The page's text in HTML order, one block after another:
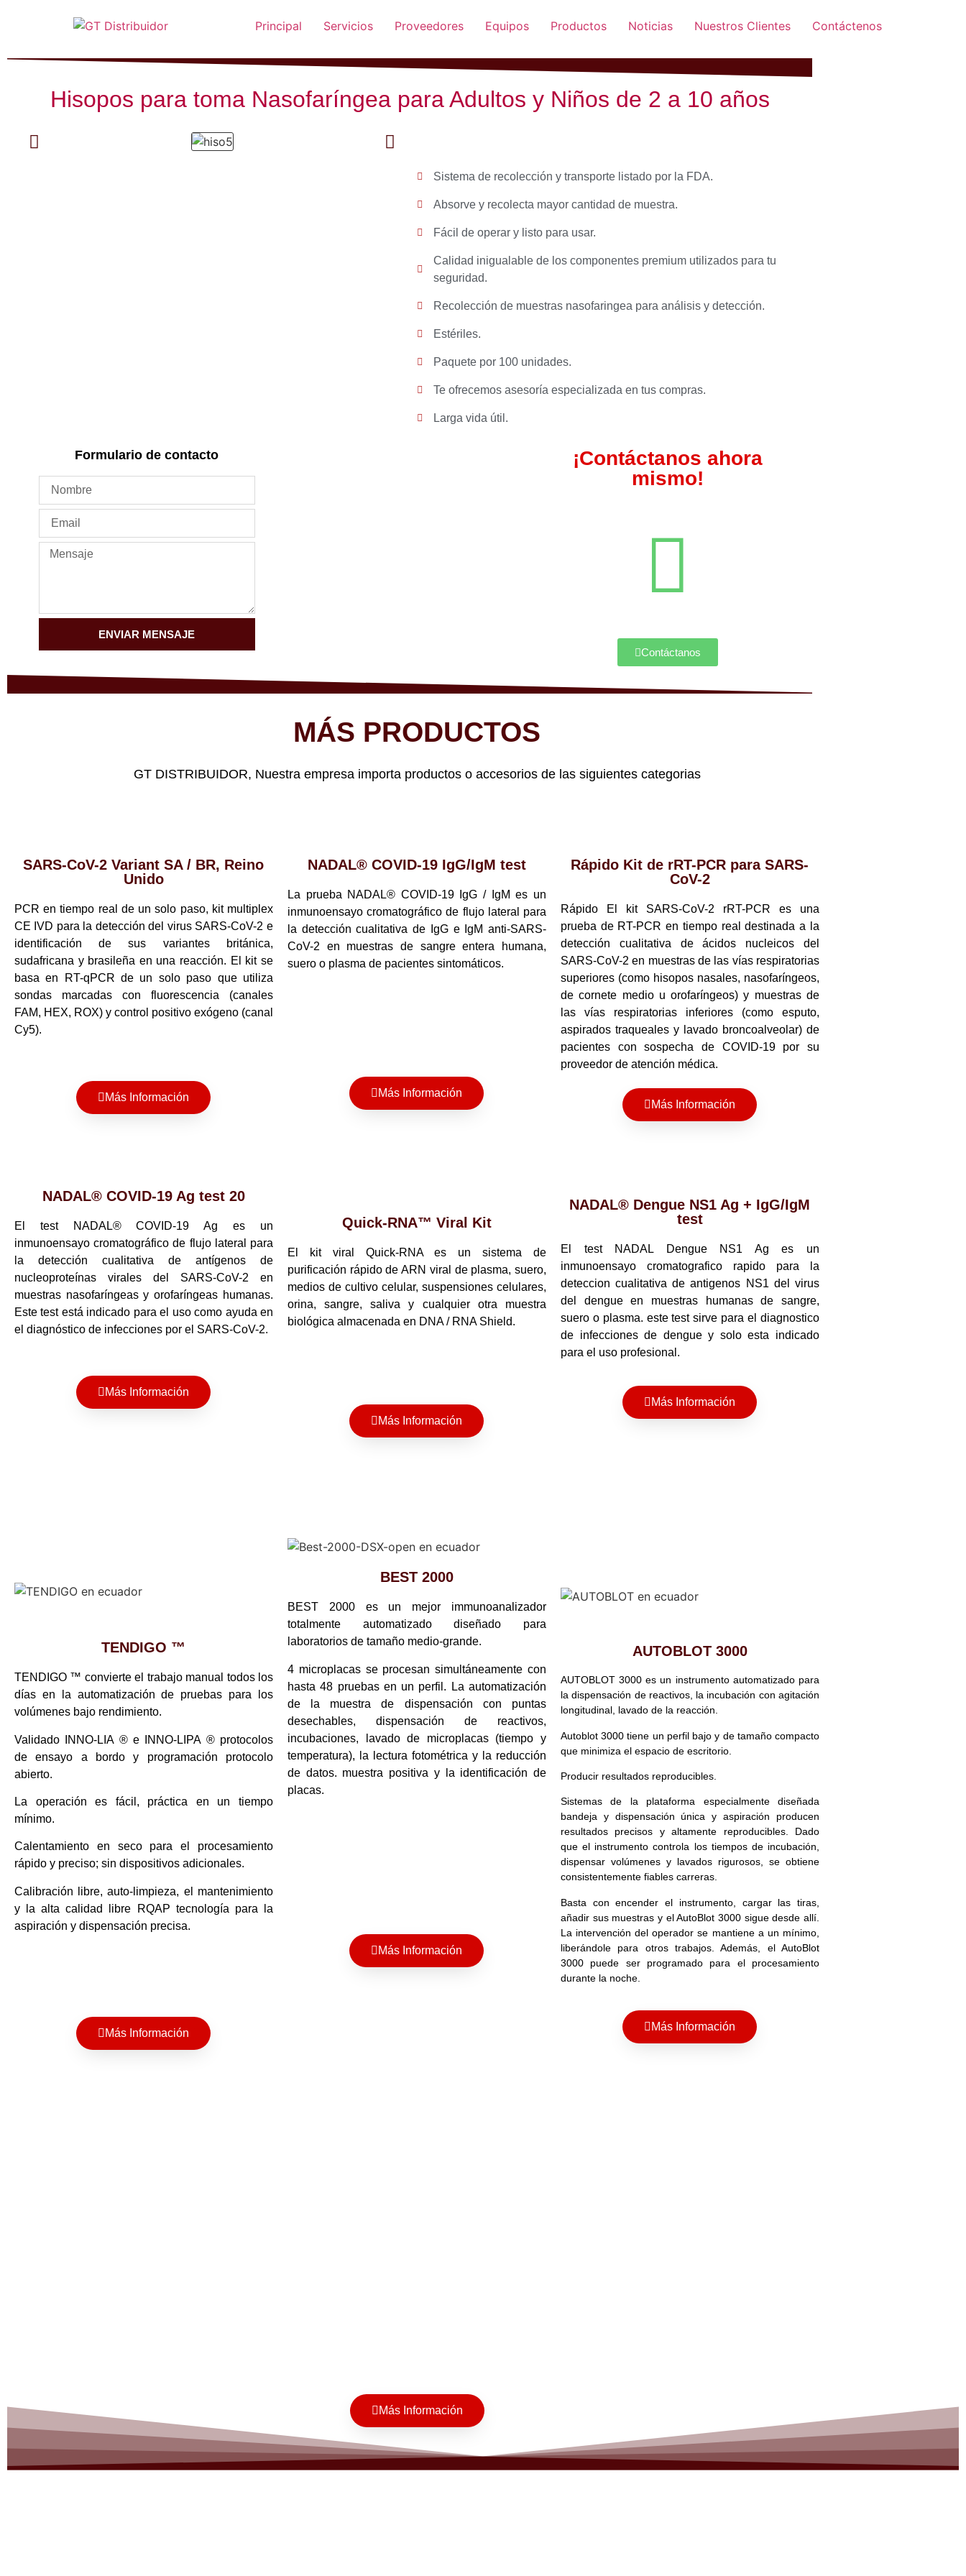
Principal Servicios Proveedores Equipos Productos Noticias Nuestros Clientes Contáctenos
Hisopos para toma Nasofaríngea para Adultos y Niños de 2 a 10 años
Sistema de recolección y transporte listado por la FDA.
Absorve y recolecta mayor cantidad de muestra.
Fácil de operar y listo para usar.
Calidad inigualable de los componentes premium utilizados para tu
seguridad.
Recolección de muestras nasofaringea para análisis y detección.
Estériles.
Paquete por 100 unidades.
Te ofrecemos asesoría especializada en tus compras.
Larga vida útil.
Formulario de contacto
ENVIAR MENSAJE
¡Contáctanos ahora
mismo!
Contáctanos
MÁS PRODUCTOS
GT DISTRIBUIDOR, Nuestra empresa importa productos o accesorios de las siguientes categorias
SARS-CoV-2 Variant SA / BR, Reino
Unido
PCR en tiempo real de un solo paso, kit multiplex
CE IVD para la detección del virus SARS-CoV-2 e
identificación de sus variantes británica,
sudafricana y brasileña en una reacción. El kit se
basa en RT-qPCR de un solo paso que utiliza
sondas marcadas con fluorescencia (canales
FAM, HEX, ROX) y control positivo exógeno (canal
Cy5).
Más Información
NADAL® COVID-19 IgG/IgM test
La prueba NADAL® COVID-19 IgG / IgM es un
inmunoensayo cromatográfico de flujo lateral para
la detección cualitativa de IgG e IgM anti-SARS-
CoV-2 en muestras de sangre entera humana,
suero o plasma de pacientes sintomáticos.
Más Información
Rápido Kit de rRT-PCR para SARS-
CoV-2
Rápido El kit SARS-CoV-2 rRT-PCR es una
prueba de RT-PCR en tiempo real destinada a la
detección cualitativa de ácidos nucleicos del
SARS-CoV-2 en muestras de las vías respiratorias
superiores (como hisopos nasales, nasofaríngeos,
de cornete medio u orofaríngeos) y muestras de
las vías respiratorias inferiores (como esputo,
aspirados traqueales y lavado broncoalveolar) de
pacientes con sospecha de COVID-19 por su
proveedor de atención médica.
Más Información
NADAL® COVID-19 Ag test 20
El test NADAL® COVID-19 Ag es un
inmunoensayo cromatográfico de flujo lateral para
la detección cualitativa de antígenos de
nucleoproteínas virales del SARS-CoV-2 en
muestras nasofaríngeas y orofaríngeas humanas.
Este test está indicado para el uso como ayuda en
el diagnóstico de infecciones por el SARS-CoV-2.
Más Información
Quick-RNA™ Viral Kit
El kit viral Quick-RNA es un sistema de
purificación rápido de ARN viral de plasma, suero,
medios de cultivo celular, suspensiones celulares,
orina, sangre, saliva y cualquier otra muestra
biológica almacenada en DNA / RNA Shield.
Más Información
NADAL® Dengue NS1 Ag + IgG/IgM
test
El test NADAL Dengue NS1 Ag es un
inmunoensayo cromatografico rapido para la
deteccion cualitativa de antigenos NS1 del virus
del dengue en muestras humanas de sangre,
suero o plasma. este test sirve para el diagnostico
de infecciones de dengue y solo esta indicado
para el uso profesional.
Más Información
TENDIGO ™
TENDIGO ™ convierte el trabajo manual todos los
días en la automatización de pruebas para los
volúmenes bajo rendimiento.
Validado INNO-LIA ® e INNO-LIPA ® protocolos
de ensayo a bordo y programación protocolo
abierto.
La operación es fácil, práctica en un tiempo
mínimo.
Calentamiento en seco para el procesamiento
rápido y preciso; sin dispositivos adicionales.
Calibración libre, auto-limpieza, el mantenimiento
y la alta calidad libre RQAP tecnología para la
aspiración y dispensación precisa.
Más Información
BEST 2000
BEST 2000 es un mejor immunoanalizador
totalmente automatizado diseñado para
laboratorios de tamaño medio-grande.
4 microplacas se procesan simultáneamente con
hasta 48 pruebas en un perfil. La automatización
de la muestra de dispensación con puntas
desechables, dispensación de reactivos,
incubaciones, lavado de microplacas (tiempo y
temperatura), la lectura fotométrica y la reducción
de datos. muestra positiva y la identificación de
placas.
Más Información
AUTOBLOT 3000
AUTOBLOT 3000 es un instrumento automatizado para
la dispensación de reactivos, la incubación con agitación
longitudinal, lavado de la reacción.
Autoblot 3000 tiene un perfil bajo y de tamaño compacto
que minimiza el espacio de escritorio.
Producir resultados reproducibles.
Sistemas de la plataforma especialmente diseñada
bandeja y dispensación única y aspiración producen
resultados precisos y altamente reproducibles. Dado
que el instrumento controla los tiempos de incubación,
dispensar volúmenes y lavados rigurosos, se obtiene
consistentemente fiables carreras.
Basta con encender el instrumento, cargar las tiras,
añadir sus muestras y el AutoBlot 3000 sigue desde allí.
La intervención del operador se mantiene a un mínimo,
liberándole para otros trabajos. Además, el AutoBlot
3000 puede ser programado para el procesamiento
durante la noche.
Más Información
Más Información